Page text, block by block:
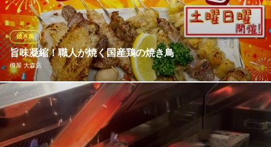
旨味凝縮！職人が焼く国産鶏の焼き鳥
樽屋 大森店
焼き鳥
こだわりの国産鶏肉を使用し、職人が一本一本丁寧に焼き上げる
当店の看板メニュー。鶏本来の旨味を逃さず、熱々ジューシーな
仕上がりに。ビールや希少な氷点下ハイボールとの相性も抜群で
す。単品はもちろん、宴会コースのメインとしても大好評の美味